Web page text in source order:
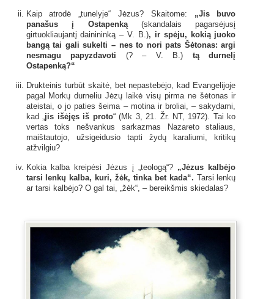
Kaip atrodė „tunelyje“ Jėzus? Skaitome: „Jis buvo
panašus į Ostapenką (skandalais pagarsėjusį
girtuokliaujantį dainininką – V. B.), ir spėju, kokią juoko
bangą tai gali sukelti – nes to nori pats Šėtonas: argi
nesmagu papyzdavoti (? – V. B.) tą
durnelį
Ostapenką?“
Drukteinis turbūt skaitė, bet nepastebėjo, kad Evangelijoje
pagal Morkų durneliu Jėzų laikė visų pirma ne šėtonas ir
ateistai, o jo paties šeima – motina ir broliai, – sakydami,
kad „jis išėjęs iš proto“ (Mk 3, 21. Žr. NT, 1972). Tai ko
vertas toks nešvankus sarkazmas Nazareto staliaus,
maištautojo, užsigeidusio tapti žydų karaliumi, kritikų
atžvilgiu?
Kokia kalba kreipėsi Jėzus į „teologą“? „Jėzus kalbėjo
tarsi lenkų kalba, kuri, žėk, tinka bet kada“. Tarsi lenkų
ar tarsi kalbėjo? O gal tai, „žėk“, – bereikšmis skiedalas?